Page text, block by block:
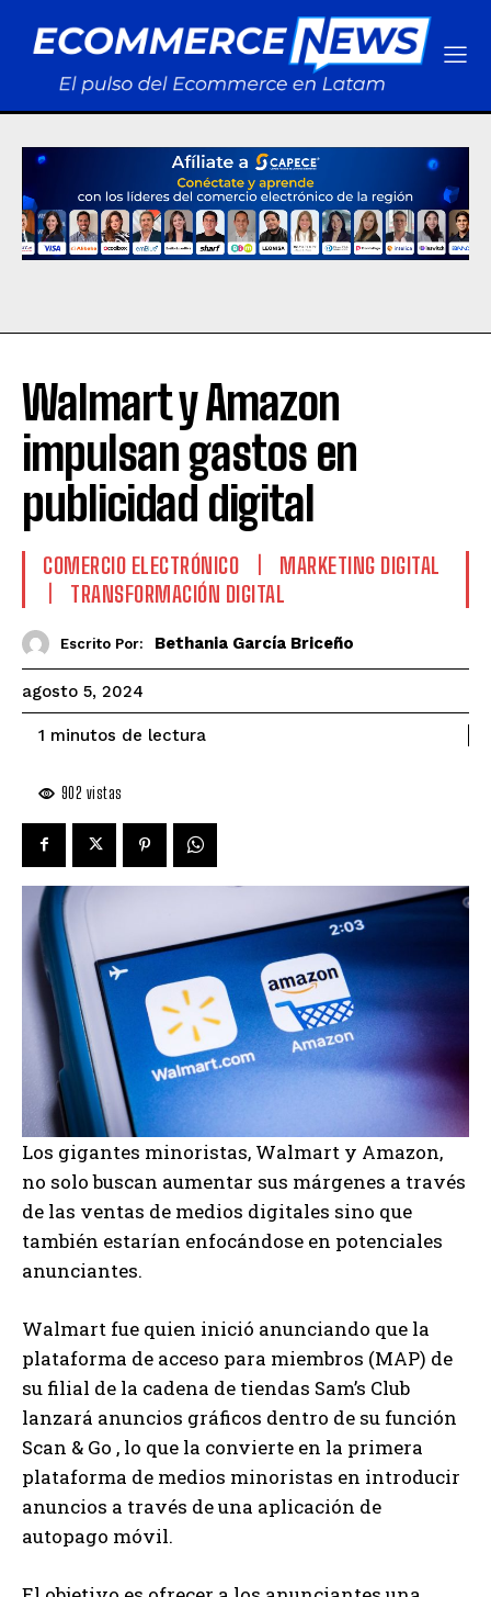
Walmart y Amazon
impulsan gastos en
publicidad digital
COMERCIO ELECTRÓNICO
MARKETING DIGITAL
TRANSFORMACIÓN DIGITAL
Escrito Por: Bethania García Briceño
agosto 5, 2024
1 minutos de lectura
902 vistas
Los gigantes minoristas, Walmart y Amazon,
no solo buscan aumentar sus márgenes a través
de las ventas de medios digitales sino que
también estarían enfocándose en potenciales
anunciantes.
Walmart fue quien inició anunciando que la
plataforma de acceso para miembros (MAP) de
su filial de la cadena de tiendas Sam’s Club
lanzará anuncios gráficos dentro de su función
Scan & Go , lo que la convierte en la primera
plataforma de medios minoristas en introducir
anuncios a través de una aplicación de
autopago móvil.